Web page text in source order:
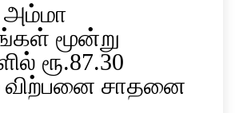
மூன்று
ரூ.87.30
சாதனை